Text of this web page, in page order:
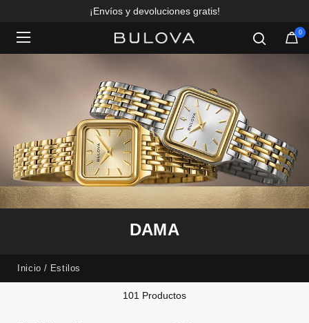
¡Envíos y devoluciones gratis!
0
DAMA
Inicio Estilos
101 Productos
Added to Manage Wishlist